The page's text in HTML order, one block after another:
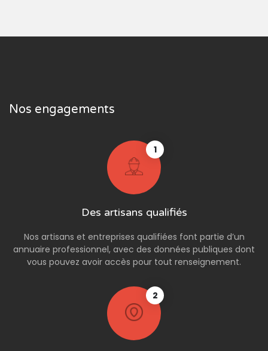
Nos engagements
1
Des artisans qualifiés
Nos artisans et entreprises qualifiées font partie d’un
annuaire professionnel, avec des données publiques dont
vous pouvez avoir accès pour tout renseignement.
2